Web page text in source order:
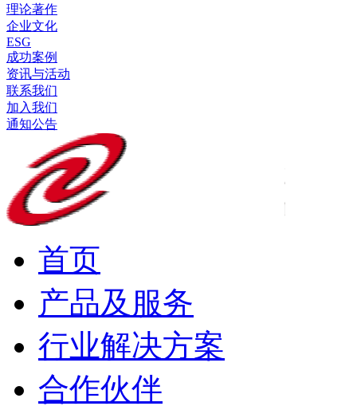
理论著作
企业文化
ESG
成功案例
资讯与活动
联系我们
加入我们
通知公告
首页
产品及服务
行业解决方案
合作伙伴